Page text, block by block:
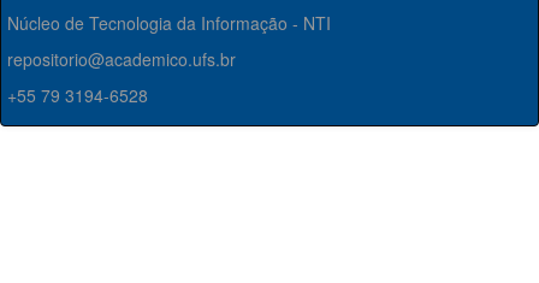
Núcleo de Tecnologia da Informação - NTI
repositorio@academico.ufs.br
+55 79 3194-6528